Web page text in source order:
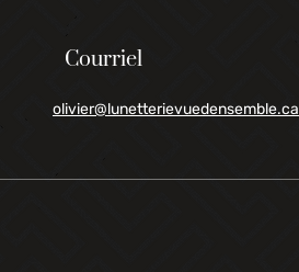
Courriel
olivier@lunetterievuedensemble.ca